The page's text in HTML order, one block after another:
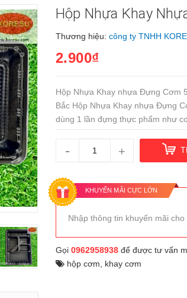
Hộp Nhựa Khay
Thương hiệu: công ty TNHH
2.900₫
Hộp Nhựa Khay nhựa Đựng Cơm
Bắc Hộp Nhựa Khay nhựa Đựng
dùng 1 lần đựng thực phẩm như
- +
KHUYẾN MÃI CỰC LỚN
Nhập thông tin khuyến mãi
Gọi 0962958938để được tư vấn
hộp cơm
khay cơm